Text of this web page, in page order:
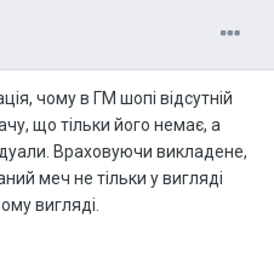
чому в ГМ шопі відсутній
що тільки його немає, а
Враховуючи викладене,
меч не тільки у вигляді
вигляді.